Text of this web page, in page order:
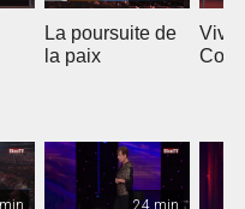
La poursuite de
la paix
Vivre
24 min